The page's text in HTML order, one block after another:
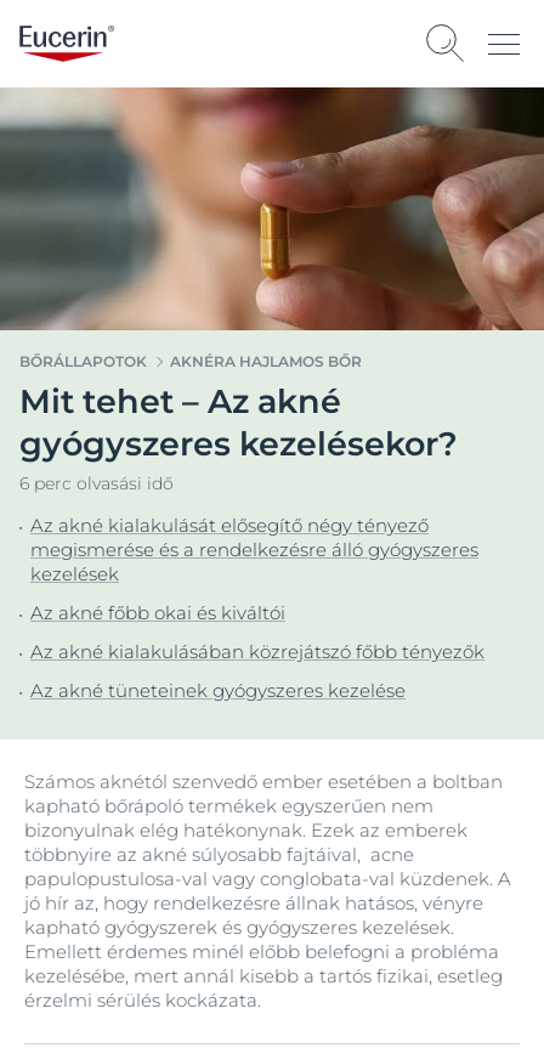
BŐRÁLLAPOTOK AKNÉRA HAJLAMOS BŐR
Mit tehet – Az akné
gyógyszeres kezelésekor?
6 perc olvasási idő
Az akné kialakulását elősegítő négy tényező
megismerése és a rendelkezésre álló gyógyszeres
kezelések
Az akné főbb okai és kiváltói
Az akné kialakulásában közrejátszó főbb tényezők
Az akné tüneteinek gyógyszeres kezelése
Számos aknétól szenvedő ember esetében a boltban
kapható bőrápoló termékek egyszerűen nem
bizonyulnak elég hatékonynak. Ezek az emberek
többnyire az akné súlyosabb fajtáival, acne
papulopustulosa-val vagy conglobata-val küzdenek. A
jó hír az, hogy rendelkezésre állnak hatásos, vényre
kapható gyógyszerek és gyógyszeres kezelések.
Emellett érdemes minél előbb belefogni a probléma
kezelésébe, mert annál kisebb a tartós fizikai, esetleg
érzelmi sérülés kockázata.